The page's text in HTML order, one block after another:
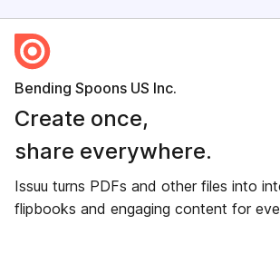
Bending Spoons US Inc.
Create once,
share everywhere.
Issuu turns PDFs and other files into
flipbooks and engaging content for